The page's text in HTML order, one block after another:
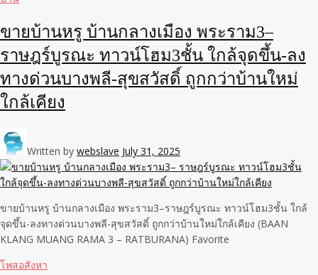
ขายบ้านหรู บ้านกลางเมือง พระราม3–
ราษฎร์บูรณะ ทาวน์โฮม3ชั้น ใกล้จุดขึ้น-ลง
ทางด่วนบางพลี-สุขสวัสดิ์ ถูกกว่าบ้านใหม่
ใกล้เคียง
Written by webslave July 31, 2025
ขายบ้านหรู บ้านกลางเมือง พระราม3–ราษฎร์บูรณะ ทาวน์โฮม3ชั้น ใกล้
จุดขึ้น-ลงทางด่วนบางพลี-สุขสวัสดิ์ ถูกกว่าบ้านใหม่ใกล้เคียง (BAAN
KLANG MUANG RAMA 3 – RATBURANA) Favorite
โพสอสังหา